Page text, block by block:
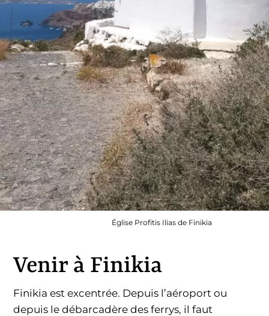
Église Profitis Ilias de Finikia
Venir à Finikia
Finikia est excentrée. Depuis l’aéroport ou
depuis le débarcadère des ferrys, il faut